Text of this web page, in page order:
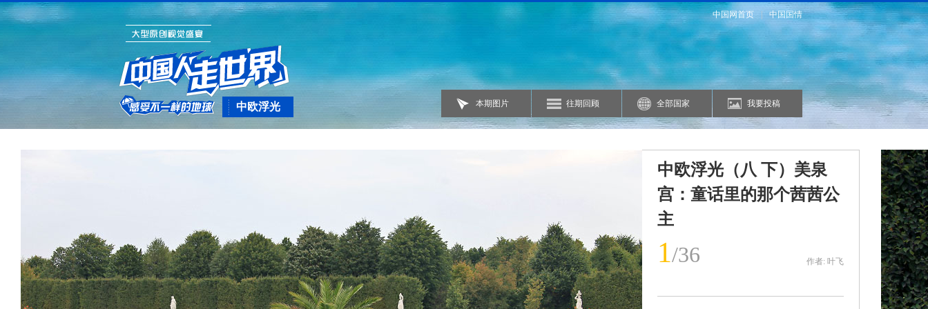
中欧浮光
（十一下）霍
中国网首页 中国国情
本期图片 往期回顾 全部国家 我要投稿
中欧浮光（八 下）美泉
宫：童话里的那个茜茜公
主
1/36 作者: 叶飞